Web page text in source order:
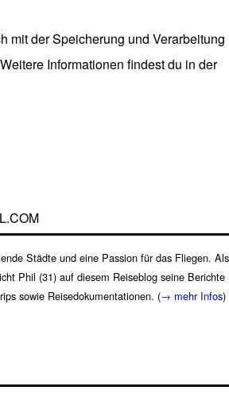
mit der Speicherung und Verarbeitung
Informationen findest du in der
Städte und eine Passion für das Fliegen. Als
Phil (31) auf diesem Reiseblog seine Berichte
sowie Reisedokumentationen. (→ mehr Infos)